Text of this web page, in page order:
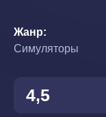
Жанр
Симуляторы
4,5